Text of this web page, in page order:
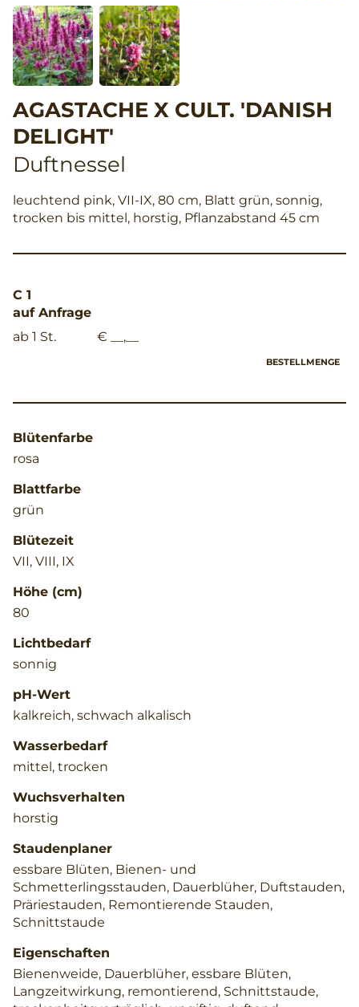
AGASTACHE X CULT. 'DANISH
DELIGHT'
Duftnessel
leuchtend pink, VII-IX, 80 cm, Blatt grün, sonnig,
trocken bis mittel, horstig, Pflanzabstand 45 cm
C 1
auf Anfrage
ab 1 St.
€ __,__
BESTELLMENGE
Blütenfarbe
rosa
Blattfarbe
grün
Blütezeit
VII, VIII, IX
Höhe (cm)
80
Lichtbedarf
sonnig
pH-Wert
kalkreich, schwach alkalisch
Wasserbedarf
mittel, trocken
Wuchsverhalten
horstig
Staudenplaner
essbare Blüten, Bienen- und
Schmetterlingsstauden, Dauerblüher, Duftstauden,
Präriestauden, Remontierende Stauden,
Schnittstaude
Eigenschaften
Bienenweide, Dauerblüher, essbare Blüten,
Langzeitwirkung, remontierend, Schnittstaude,